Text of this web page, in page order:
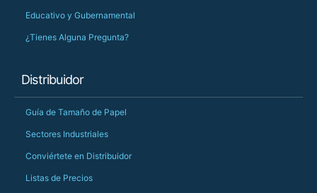
Educativo y Gubernamental
¿Tienes Alguna Pregunta?
Distribuidor
Guía de Tamaño de Papel
Sectores Industriales
Conviértete en Distribuidor
Listas de Precios